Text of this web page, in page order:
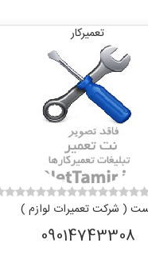
تعمیرکار
( شرکت تعمیرات لوازم )
09014743308